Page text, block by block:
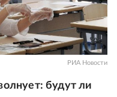
РИА Новости
будут ли